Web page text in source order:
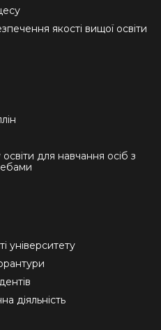
якості вищої освіти
для навчання осіб з
університету
діяльність